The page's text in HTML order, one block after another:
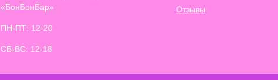
«БонБонБар»
ПН-ПТ: 12-20
СБ-ВС: 12-18
Отзывы